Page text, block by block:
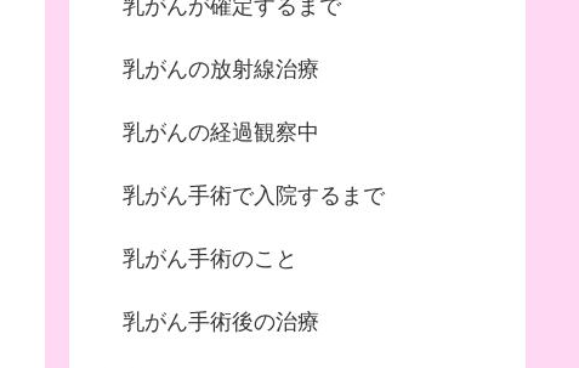
乳がんが確定するまで
乳がんの放射線治療
乳がんの経過観察中
乳がん手術で入院するまで
乳がん手術のこと
乳がん手術後の治療